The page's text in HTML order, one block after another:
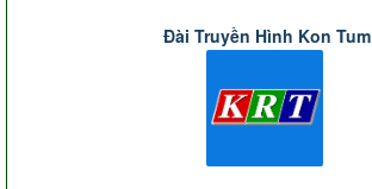
Đài Truyền Hình Kon Tum